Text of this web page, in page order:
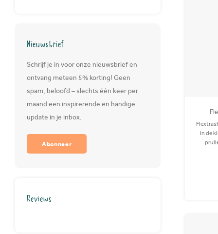
Nieuwsbrief
Schrijf je in voor onze nieuwsbrief en
ontvang meteen 5% korting! Geen
spam, beloofd – slechts één keer per
maand een inspirerende en handige
update in je inbox.
Abonneer
Reviews
in de